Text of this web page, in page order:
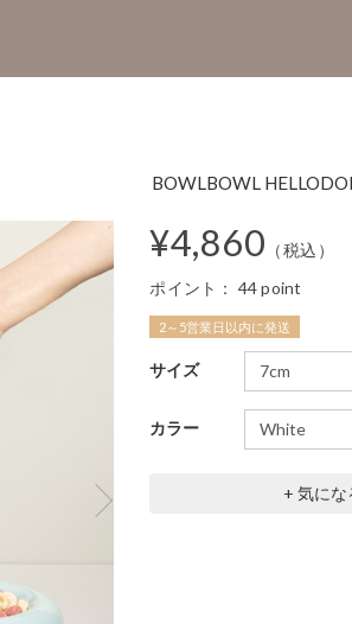
BOWLBOWL
¥4,860 （税込）
ポイント： 44 point
2～5営業日以内に発送
サイズ
カラー
+ 気にな